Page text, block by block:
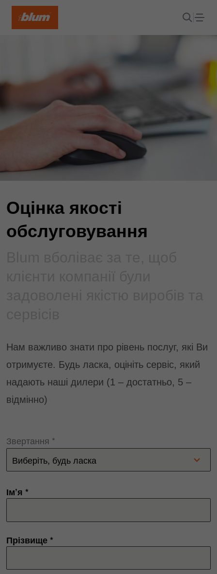
Оцінка якості
обслуговування
Нам важливо знати про рівень послуг, які Ви
отримуєте. Будь ласка, оцініть сервіс, який
надають наші дилери (1 – достатньо, 5 –
відмінно)
Звертання *
Ім’я *
Прізвище *